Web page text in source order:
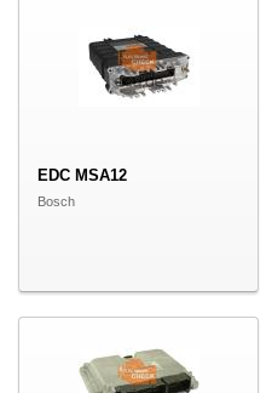
EDC MSA12
Bosch